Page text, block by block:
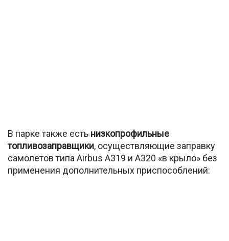
В парке также есть низкопрофильные
топливозаправщики, осуществляющие заправку
самолетов типа Airbus А319 и А320 «в крыло» без
применения дополнительных приспособлений: